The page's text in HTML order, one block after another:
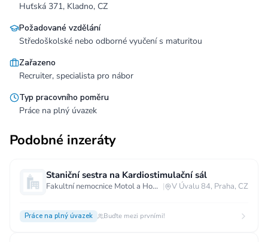
Huťská 371, Kladno, CZ
Požadované vzdělání
Středoškolské nebo odborné vyučení s maturitou
Zařazeno
Recruiter, specialista pro nábor
Typ pracovního poměru
Práce na plný úvazek
Podobné inzeráty
Staniční sestra na Kardiostimulační sál
Fakultní nemocnice Motol a Homolka | V Úvalu 84, Praha, CZ
Práce na plný úvazek Buďte mezi prvními!